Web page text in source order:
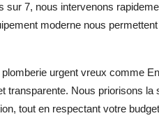
sur 7, nous intervenons
moderne nous
urgent vreux comme
transparente. Nous priorisons
tout en respectant votre